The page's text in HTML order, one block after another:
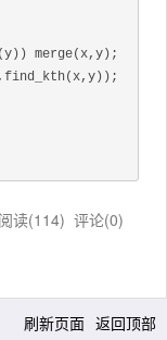
merge(x,y);
,find_kth(x,y));
阅读(114) 评论(0)
刷新页面 返回顶部